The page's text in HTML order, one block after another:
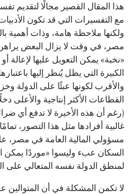
هذا المقال القصير مجالًا لتقديم
مع التفسيرات التي قد تكون
ولكنها ملاحظة هامة، وذات أهمية
مصر، في وقت لا يزال البعض
«نخبة» يمكن التعويل عليها لإعالة
الكبيرة التي يظل يُنظر إليها
والأقرب لكونها عبئًا على الدولة
القطاعات الأكثر إنتاجية والأعلى
(رغم أن هذه الأخيرة لا تدفع أي
غالبية أفرادها مثل هذا التصور،
مسؤولي المالية العامة في
السكان عبء وليسوا «موردًا يمكن
لمنطق الدولة نفسه المتعالي على
لا تكمن المشكلة في أن